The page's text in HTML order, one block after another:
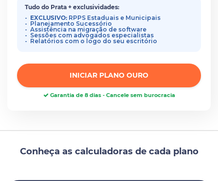
Tudo do Prata + exclusividades:
EXCLUSIVO: RPPS Estaduais e Municipais
Planejamento Sucessório
Assistência na migração de software
Sessões com advogados especialistas
Relatórios com o logo do seu escritório
INICIAR PLANO OURO
Garantia de 8 dias - Cancele sem burocracia
Conheça as calculadoras de cada plano